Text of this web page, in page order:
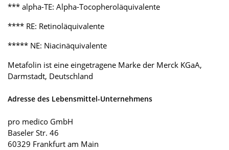
*** alpha-TE: Alpha-Tocopheroläquivalente
**** RE: Retinoläquivalente
***** NE: Niacinäquivalente
Metafolin ist eine eingetragene Marke der Merck KGaA,
Darmstadt, Deutschland
Adresse des Lebensmittel-Unternehmens
pro medico GmbH
Baseler Str. 46
60329 Frankfurt am Main